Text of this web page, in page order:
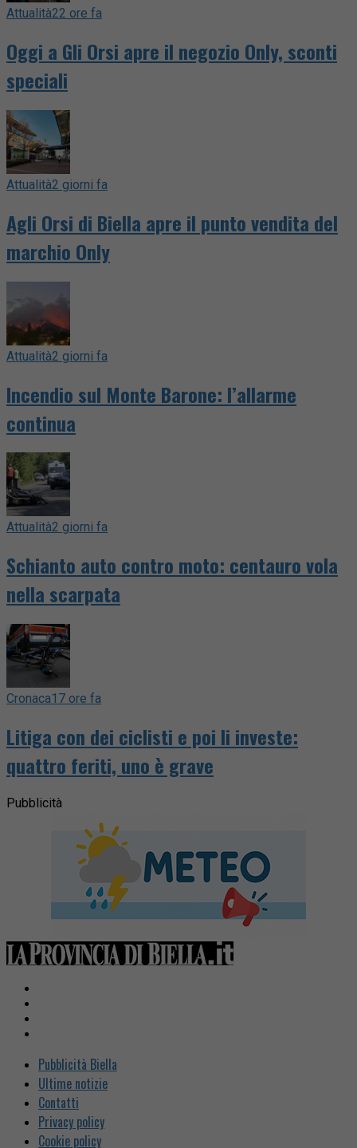
Attualità22 ore fa
Oggi a Gli Orsi apre il negozio Only, sconti
speciali
Attualità2 giorni fa
Agli Orsi di Biella apre il punto vendita del
marchio Only
Attualità2 giorni fa
Incendio sul Monte Barone: l’allarme
continua
Attualità2 giorni fa
Schianto auto contro moto: centauro vola
nella scarpata
Cronaca17 ore fa
Litiga con dei ciclisti e poi li investe:
quattro feriti, uno è grave
Pubblicità
Pubblicità Biella
Ultime notizie
Contatti
Privacy policy
Cookie policy